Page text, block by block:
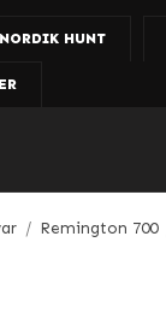
NORDIK HUNT
/ Remington 700